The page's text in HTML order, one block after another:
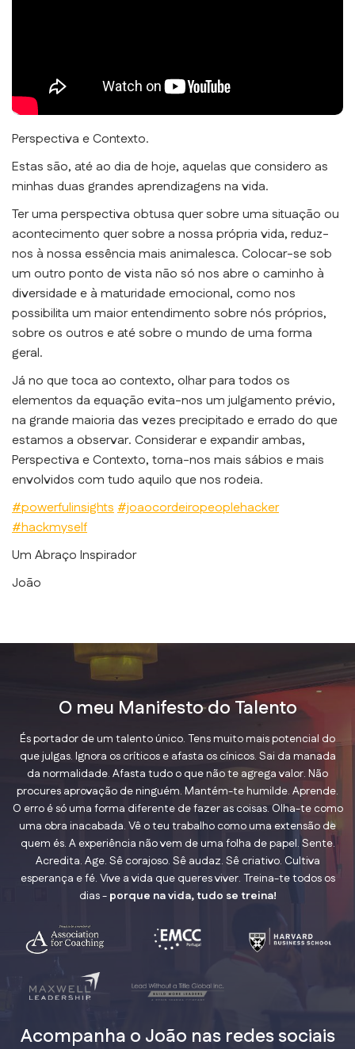
Perspectiva e Contexto.
Estas são, até ao dia de hoje, aquelas que considero as
minhas duas grandes aprendizagens na vida.
Ter uma perspectiva obtusa quer sobre uma situação ou
acontecimento quer sobre a nossa própria vida, reduz-
nos à nossa essência mais animalesca. Colocar-se sob
um outro ponto de vista não só nos abre o caminho à
diversidade e à maturidade emocional, como nos
possibilita um maior entendimento sobre nós próprios,
sobre os outros e até sobre o mundo de uma forma
geral.
Já no que toca ao contexto, olhar para todos os
elementos da equação evita-nos um julgamento prévio,
na grande maioria das vezes precipitado e errado do que
estamos a observar. Considerar e expandir ambas,
Perspectiva e Contexto, torna-nos mais sábios e mais
envolvidos com tudo aquilo que nos rodeia.
#powerfulinsights#joaocordeiropeoplehacker
#hackmyself
Um Abraço Inspirador
João
O meu Manifesto do Talento
És portador de um talento único. Tens muito mais potencial do
que julgas. Ignora os críticos e afasta os cínicos. Sai da manada
da normalidade. Afasta tudo o que não te agrega valor. Não
procures aprovação de ninguém. Mantém-te humilde. Aprende.
O erro é só uma forma diferente de fazer as coisas. Olha-te como
uma obra inacabada. Vê o teu trabalho como uma extensão de
quem és. A experiência não vem de uma folha de papel. Sente.
Acredita. Age. Sê corajoso. Sê audaz. Sê criativo. Cultiva
esperança e fé. Vive a vida que queres viver. Treina-te todos os
dias - porque na vida, tudo se treina!
Acompanha o João nas redes sociais